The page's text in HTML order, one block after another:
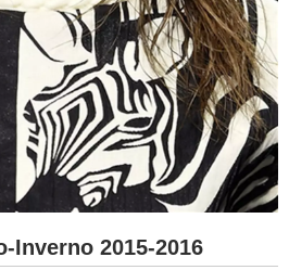
Inverno 2015-2016